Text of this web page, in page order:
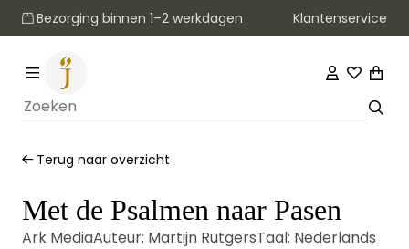
Klantenservice
Terug naar overzicht
Met de Psalmen naar Pasen
Ark MediaAuteur: Martijn RutgersTaal: Nederlands